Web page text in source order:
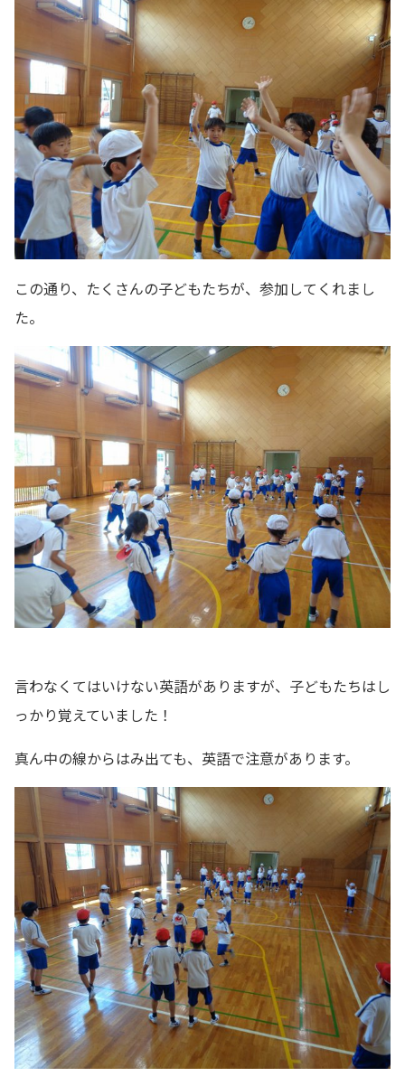
この通り、たくさんの子どもたちが、参加してくれまし
た。
言わなくてはいけない英語がありますが、子どもたちはし
っかり覚えていました！
真ん中の線からはみ出ても、英語で注意があります。